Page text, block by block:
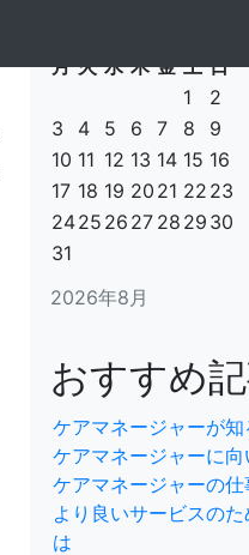
2026年8月
月 火 水 木 金 土 日
1
2
3
4 5 6 7 8
9
10 11 12 13 14 15 16
17 18 19 20 21 22 23
2425 26 27 28 29 30
31
おすすめ
ケアマネージャーが
ケアマネージャーに
ケアマネージャーの
より良いサービスの
は